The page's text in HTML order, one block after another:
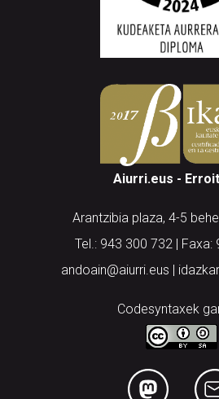
Aiurri.eus -
Arantzibia plaza, 4-5
Tel.: 943 300 732 | Faxa:
andoain@aiurri.eus |
Codesyntaxek